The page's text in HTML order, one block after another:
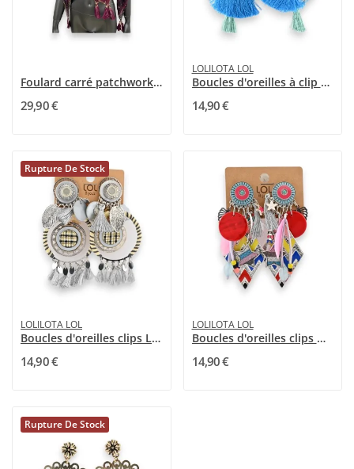
Foulard carré patchwork Framboise
29,90 €
LOLILOTA LOL
Boucles d'oreilles à clip Lolilota Attrape-rêve...
14,90 €
Rupture De Stock
LOLILOTA LOL
Boucles d'oreilles clips Lolilota argentées bohème
14,90 €
LOLILOTA LOL
Boucles d'oreilles clips multicolores de chez...
14,90 €
Rupture De Stock